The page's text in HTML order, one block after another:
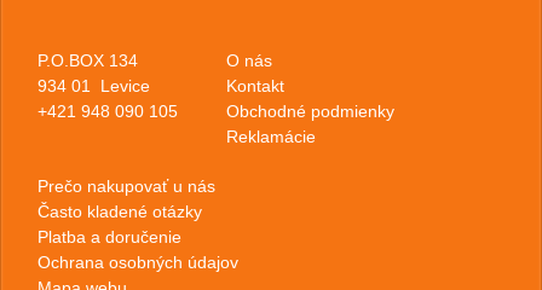
P.O.BOX 134
934 01 Levice
+421 948 090 105
O nás
Kontakt
Obchodné podmienky
Reklamácie
Prečo nakupovať u nás
Často kladené otázky
Platba a doručenie
Ochrana osobných údajov